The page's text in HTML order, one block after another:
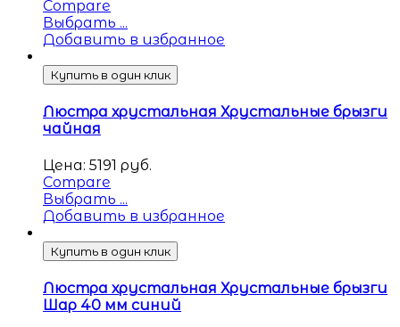
Compare
Выбрать ...
Добавить в избранное
Купить в один клик
Люстра хрустальная Хрустальные брызги
чайная
Цена: 5191 руб.
Compare
Выбрать ...
Добавить в избранное
Купить в один клик
Люстра хрустальная Хрустальные брызги
Шар 40 мм синий